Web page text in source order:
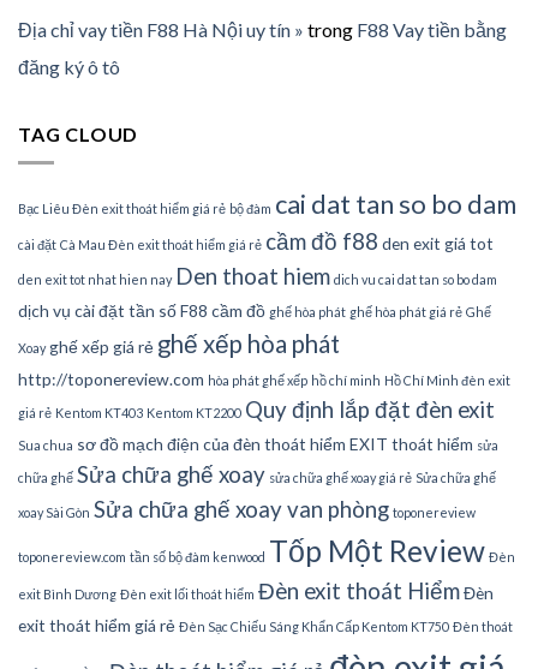
Địa chỉ vay tiền F88 Hà Nội uy tín » trong F88 Vay tiền bằng
đăng ký ô tô
TAG CLOUD
Bạc Liêu Đèn exit thoát hiểm giá rẻ bộ đàm cai dat tan so bo dam
cài đặt Cà Mau Đèn exit thoát hiểm giá rẻ cầm đồ f88 den exit giá tot
den exit tot nhat hien nay Den thoat hiem dich vu cai dat tan so bo dam
dịch vụ cài đặt tần sốF88 cầm đồ ghế hòa phát ghế hòa phát giá rẻ Ghế
Xoay ghế xếp giá rẻ ghế xếp hòa phát
http://toponereview.com hòa phát ghế xếp hồ chí minh Hồ Chí Minh đèn exit
giá rẻ Kentom KT403 Kentom KT2200 Quy định lắp đặt đèn exit
Sua chua sơ đồ mạch điện của đèn thoát hiểm EXIT thoát hiểm sửa
chữa ghế Sửa chữa ghế xoay sửa chữa ghế xoay giá rẻ Sửa chữa ghế
xoay Sài Gòn Sửa chữa ghế xoay van phòng toponereview
toponereview.com tần số bộ đàm kenwood Tốp Một Review Đèn
exit Bình Dương Đèn exit lối thoát hiểm Đèn exit thoát HiểmĐèn
exit thoát hiểm giá rẻ Đèn Sạc Chiếu Sáng Khẩn Cấp Kentom KT750 Đèn thoát